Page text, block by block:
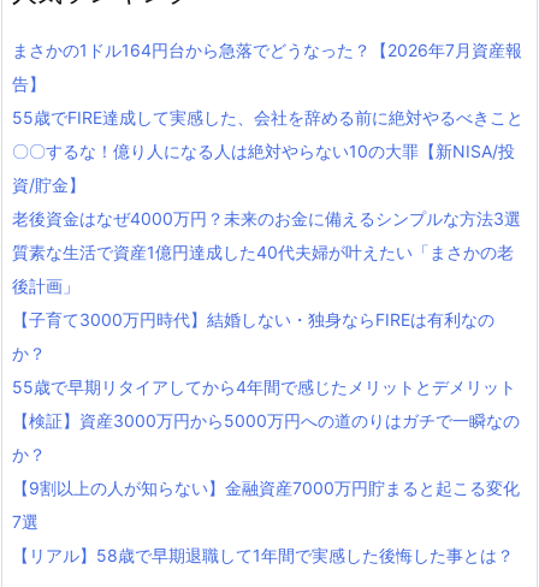
まさかの1ドル164円台から急落でどうなった？【2026年7月資産報
告】
55歳でFIRE達成して実感した、会社を辞める前に絶対やるべきこと
〇〇するな！億り人になる人は絶対やらない10の大罪【新NISA/投
資/貯金】
老後資金はなぜ4000万円？未来のお金に備えるシンプルな方法3選
質素な生活で資産1億円達成した40代夫婦が叶えたい「まさかの老
後計画」
【子育て3000万円時代】結婚しない・独身ならFIREは有利なの
か？
55歳で早期リタイアしてから4年間で感じたメリットとデメリット
【検証】資産3000万円から5000万円への道のりはガチで一瞬なの
か？
【9割以上の人が知らない】金融資産7000万円貯まると起こる変化
7選
【リアル】58歳で早期退職して1年間で実感した後悔した事とは？